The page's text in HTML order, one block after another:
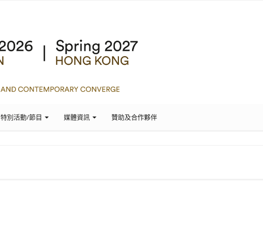
特別活動/節目 媒體資訊 贊助及合作夥伴